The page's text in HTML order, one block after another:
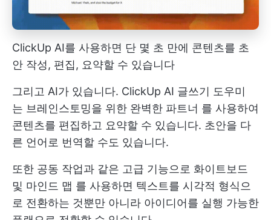
ClickUp AI를 사용하면 단 몇 초 만에 콘텐츠를 초
안 작성, 편집, 요약할 수 있습니다
그리고 AI가 있습니다. ClickUp AI 글쓰기 도우미
는 브레인스토밍을 위한 완벽한 파트너 를 사용하여
콘텐츠를 편집하고 요약할 수 있습니다. 초안을 다
른 언어로 번역할 수도 있습니다.
또한 공동 작업과 같은 고급 기능으로 화이트보드
및 마인드 맵 를 사용하면 텍스트를 시각적 형식으
로 전환하는 것뿐만 아니라 아이디어를 실행 가능한